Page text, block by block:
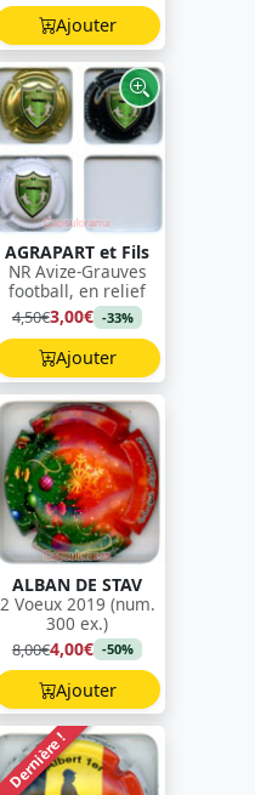
Ajouter
AGRAPART et Fils
NR Avize-Grauves
football, en relief
4,50€3,00€ -33%
Ajouter
ALBAN DE STAV
2 Voeux 2019 (num.
300 ex.)
8,00€4,00€ -50%
Ajouter
Dernière !